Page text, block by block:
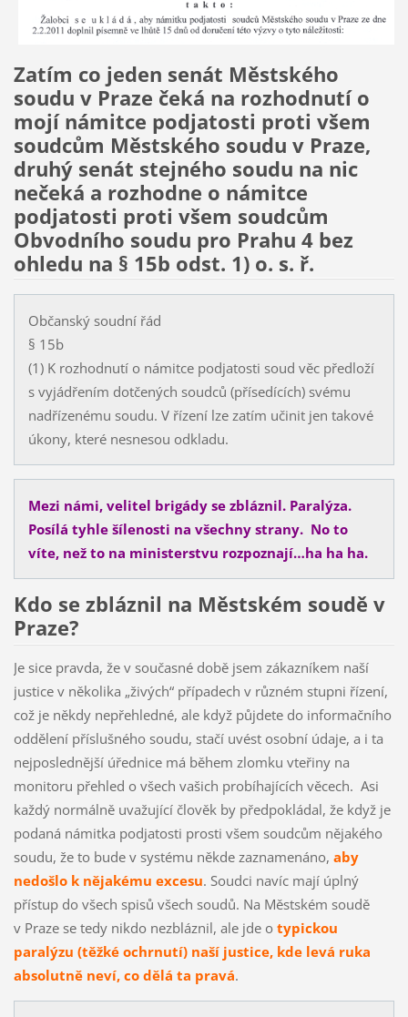
Zatím co jeden senát Městského
soudu v Praze čeká na rozhodnutí o
mojí námitce podjatosti proti všem
soudcům Městského soudu v Praze,
druhý senát stejného soudu na nic
nečeká a rozhodne o námitce
podjatosti proti všem soudcům
Obvodního soudu pro Prahu 4 bez
ohledu na § 15b odst. 1) o. s. ř.
Občanský soudní řád
§ 15b
(1) K rozhodnutí o námitce podjatosti soud věc předloží
s vyjádřením dotčených soudců (přísedících) svému
nadřízenému soudu. V řízení lze zatím učinit jen takové
úkony, které nesnesou odkladu.
Mezi námi, velitel brigády se zbláznil. Paralýza.
Posílá tyhle šílenosti na všechny strany. No to
víte, než to na ministerstvu rozpoznají…ha ha ha.
Kdo se zbláznil na Městském soudě v
Praze?
Je sice pravda, že v současné době jsem zákazníkem naší
justice v několika „živých“ případech v různém stupni řízení,
což je někdy nepřehledné, ale když půjdete do informačního
oddělení příslušného soudu, stačí uvést osobní údaje, a i ta
nejposlednější úřednice má během zlomku vteřiny na
monitoru přehled o všech vašich probíhajících věcech. Asi
každý normálně uvažující člověk by předpokládal, že když je
podaná námitka podjatosti prosti všem soudcům nějakého
soudu, že to bude v systému někde zaznamenáno, aby
nedošlo k nějakému excesu. Soudci navíc mají úplný
přístup do všech spisů všech soudů. Na Městském soudě
v Praze se tedy nikdo nezbláznil, ale jde o typickou
paralýzu (těžké ochrnutí) naší justice, kde levá ruka
absolutně neví, co dělá ta pravá.